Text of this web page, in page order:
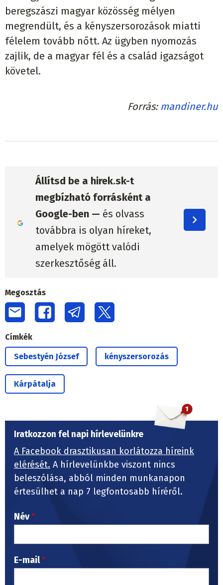
beregszászi magyar közösség mélyen
megrendült, és a kényszersorozások miatti
félelem tovább nőtt. Az ügyben nyomozás
zajlik, de a magyar fél és a család igazságot
követel.
Forrás mandiner.hu
Állítsd be a hirek.sk-t
megbízható forrásként a
Google-ben — és olvass
továbbra is olyan híreket,
amelyek mögött valódi
szerkesztőség áll.
Megosztás
Címkék
Sebestyén József kényszersorozás
Kárpátalja
Iratkozzon fel napi hírlevelünkre
A Facebook drasztikusan korlátozza híreink
elérését. A hírlevelünkbe viszont nincs
beleszólása, abból minden munkanapon
értesülhet a nap 7 legfontosabb híréről.
Név
E-mail